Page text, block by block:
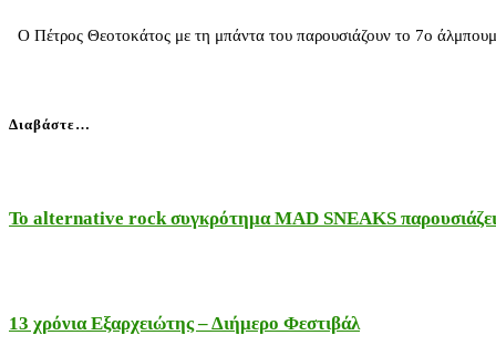
Ο Πέτρος Θεοτοκάτος με τη μπάντα του παρουσιάζουν το 7ο
Διαβάστε…
Το alternative rock συγκρότημα MAD SNEAKS
13 χρόνια Εξαρχειώτης – Διήμερο Φεστιβάλ